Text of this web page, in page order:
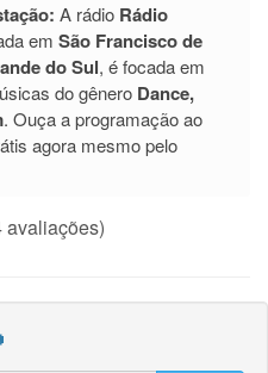
A rádio Rádio
em São Francisco de
do Sul, é focada em
do gênero Dance,
. Ouça a programação ao
agora mesmo pelo
avaliações)